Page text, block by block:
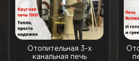
Отопительная 3-х
канальная печь